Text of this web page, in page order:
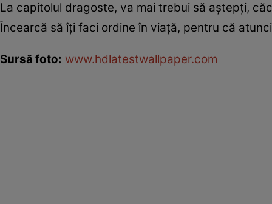
La capitolul dragoste, va mai trebui să aştepţi,
Încearcă să îţi faci ordine în viaţă, pentru că
Sursă foto: www.hdlatestwallpaper.com